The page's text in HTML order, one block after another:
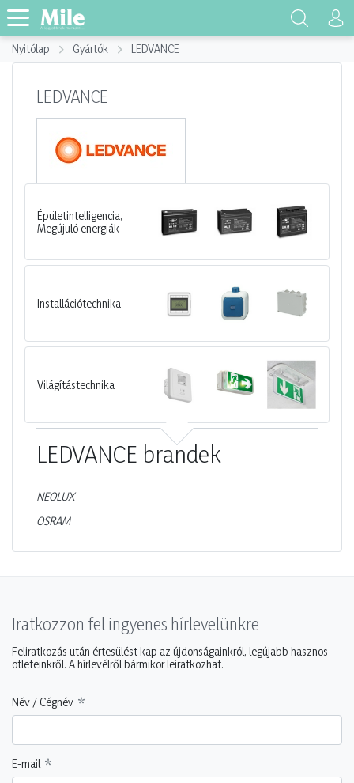
Nyitólap Gyártók LEDVANCE
LEDVANCE
Épületintelligencia,
Megújuló energiák
Installációtechnika
Világítástechnika
LEDVANCE brandek
NEOLUX
OSRAM
Iratkozzon fel ingyenes hírlevelünkre
Feliratkozás után értesülést kap az újdonságainkról, legújabb hasznos
ötleteinkről. A hírlevélről bármikor leiratkozhat.
Név / Cégnév
E-mail